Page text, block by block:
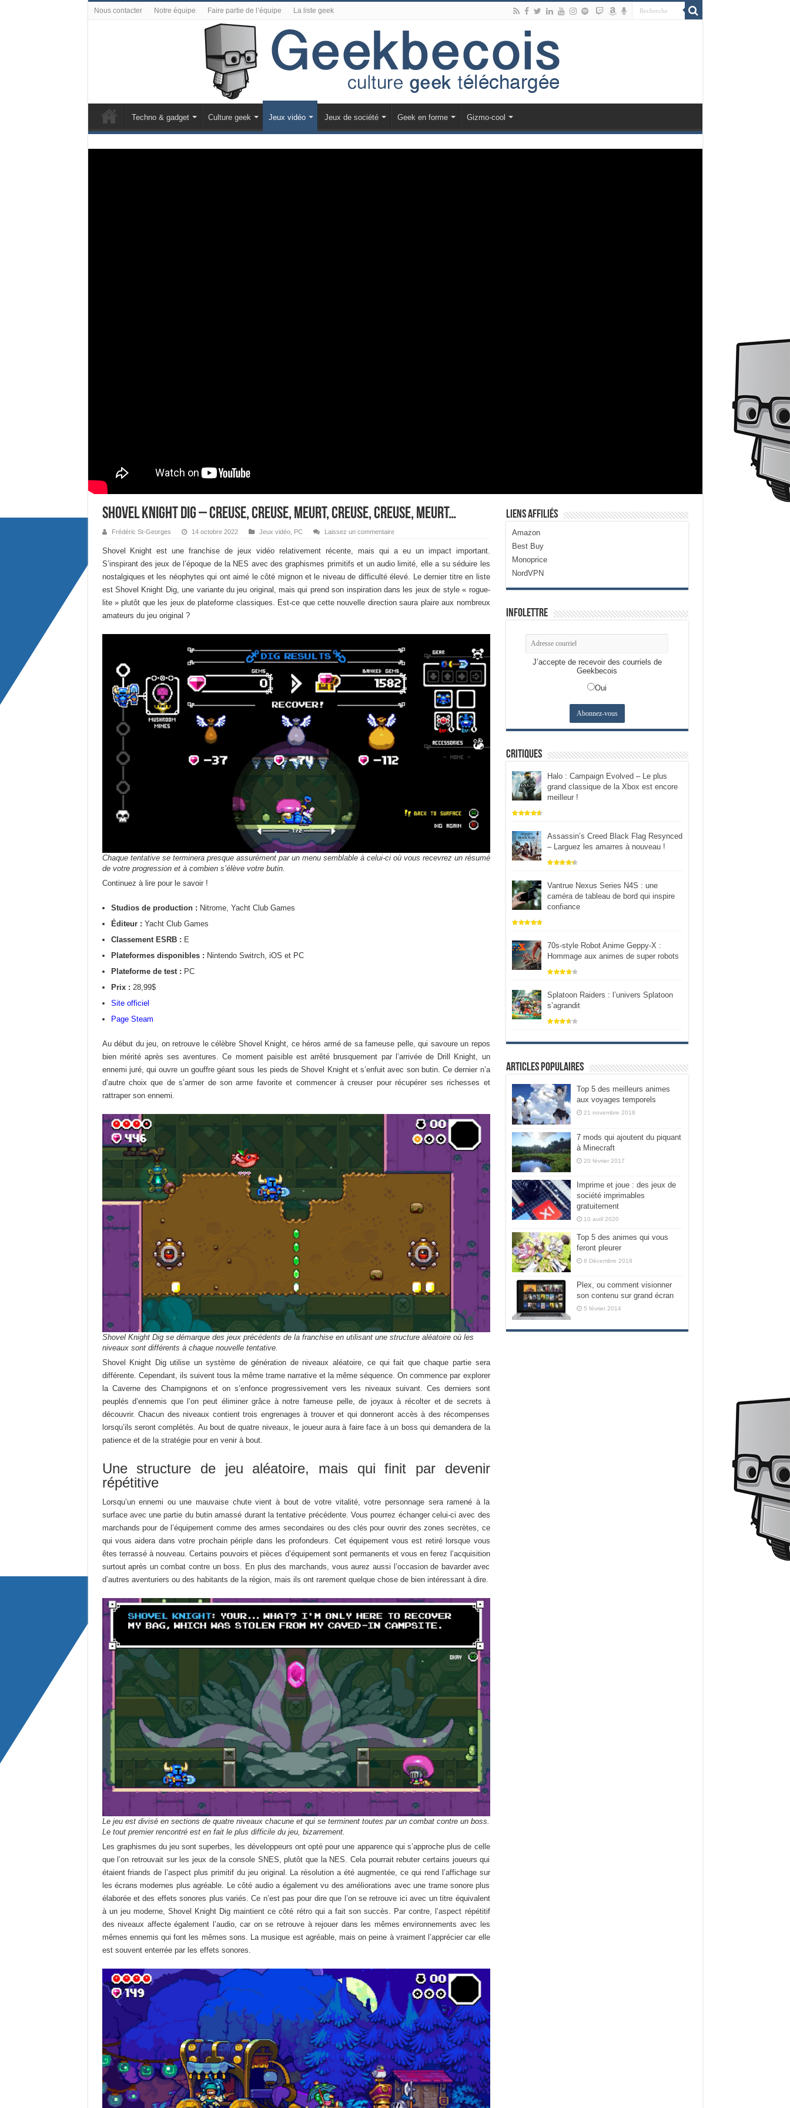
Nous contacter Notre équipe Faire partie de l’équipe La liste geek
Techno & gadget Culture geek Jeux vidéo Jeux de société Geek en forme Gizmo-cool
Shovel Knight Dig – Creuse, creuse, meurt, creuse, creuse, meurt…
Frédéric St-Georges 14 octobre 2022 Jeux vidéo, PC Laissez un commentaire
Shovel Knight est une franchise de jeux vidéo relativement récente, mais qui a eu un impact important.
S’inspirant des jeux de l’époque de la NES avec des graphismes primitifs et un audio limité, elle a su séduire les
nostalgiques et les néophytes qui ont aimé le côté mignon et le niveau de difficulté élevé. Le dernier titre en liste
est Shovel Knight Dig, une variante du jeu original, mais qui prend son inspiration dans les jeux de style « rogue-
lite » plutôt que les jeux de plateforme classiques. Est-ce que cette nouvelle direction saura plaire aux nombreux
amateurs du jeu original ?
Chaque tentative se terminera presque assurément par un menu semblable à celui-ci où vous recevrez un résumé
de votre progression et à combien s’élève votre butin.
Continuez à lire pour le savoir !
Studios de production : Nitrome, Yacht Club Games
Éditeur : Yacht Club Games
Classement ESRB : E
Plateformes disponibles : Nintendo Switrch, iOS et PC
Plateforme de test : PC
Prix : 28,99$
Site officiel
Page Steam
Au début du jeu, on retrouve le célèbre Shovel Knight, ce héros armé de sa fameuse pelle, qui savoure un repos
bien mérité après ses aventures. Ce moment paisible est arrêté brusquement par l’arrivée de Drill Knight, un
ennemi juré, qui ouvre un gouffre géant sous les pieds de Shovel Knight et s’enfuit avec son butin. Ce dernier n’a
d’autre choix que de s’armer de son arme favorite et commencer à creuser pour récupérer ses richesses et
rattraper son ennemi.
Shovel Knight Dig se démarque des jeux précédents de la franchise en utilisant une structure aléatoire où les
niveaux sont différents à chaque nouvelle tentative.
Shovel Knight Dig utilise un système de génération de niveaux aléatoire, ce qui fait que chaque partie sera
différente. Cependant, ils suivent tous la même trame narrative et la même séquence. On commence par explorer
la Caverne des Champignons et on s’enfonce progressivement vers les niveaux suivant. Ces derniers sont
peuplés d’ennemis que l’on peut éliminer grâce à notre fameuse pelle, de joyaux à récolter et de secrets à
découvrir. Chacun des niveaux contient trois engrenages à trouver et qui donneront accès à des récompenses
lorsqu’ils seront complétés. Au bout de quatre niveaux, le joueur aura à faire face à un boss qui demandera de la
patience et de la stratégie pour en venir à bout.
Une structure de jeu aléatoire, mais qui finit par devenir
répétitive
Lorsqu’un ennemi ou une mauvaise chute vient à bout de votre vitalité, votre personnage sera ramené à la
surface avec une partie du butin amassé durant la tentative précédente. Vous pourrez échanger celui-ci avec des
marchands pour de l’équipement comme des armes secondaires ou des clés pour ouvrir des zones secrètes, ce
qui vous aidera dans votre prochain périple dans les profondeurs. Cet équipement vous est retiré lorsque vous
êtes terrassé à nouveau. Certains pouvoirs et pièces d’équipement sont permanents et vous en ferez l’acquisition
surtout après un combat contre un boss. En plus des marchands, vous aurez aussi l’occasion de bavarder avec
d’autres aventuriers ou des habitants de la région, mais ils ont rarement quelque chose de bien intéressant à dire.
Le jeu est divisé en sections de quatre niveaux chacune et qui se terminent toutes par un combat contre un boss.
Le tout premier rencontré est en fait le plus difficile du jeu, bizarrement.
Les graphismes du jeu sont superbes, les développeurs ont opté pour une apparence qui s’approche plus de celle
que l’on retrouvait sur les jeux de la console SNES, plutôt que la NES. Cela pourrait rebuter certains joueurs qui
étaient friands de l’aspect plus primitif du jeu original. La résolution a été augmentée, ce qui rend l’affichage sur
les écrans modernes plus agréable. Le côté audio a également vu des améliorations avec une trame sonore plus
élaborée et des effets sonores plus variés. Ce n’est pas pour dire que l’on se retrouve ici avec un titre équivalent
à un jeu moderne, Shovel Knight Dig maintient ce côté rétro qui a fait son succès. Par contre, l’aspect répétitif
des niveaux affecte également l’audio, car on se retrouve à rejouer dans les mêmes environnements avec les
mêmes ennemis qui font les mêmes sons. La musique est agréable, mais on peine à vraiment l’apprécier car elle
est souvent enterrée par les effets sonores.
Liens Affiliés
Amazon
Best Buy
Monoprice
NordVPN
Infolettre
J’accepte de recevoir des courriels de
Geekbecois
Oui
Critiques
Halo : Campaign Evolved – Le plus
grand classique de la Xbox est encore
meilleur !
Assassin’s Creed Black Flag Resynced
– Larguez les amarres à nouveau !
Vantrue Nexus Series N4S : une
caméra de tableau de bord qui inspire
confiance
70s-style Robot Anime Geppy-X :
Hommage aux animes de super robots
Splatoon Raiders : l’univers Splatoon
s’agrandit
Articles populaires
Top 5 des meilleurs animes
aux voyages temporels
21 novembre 2018
7 mods qui ajoutent du piquant
à Minecraft
20 février 2017
Imprime et joue : des jeux de
société imprimables
gratuitement
10 avril 2020
Top 5 des animes qui vous
feront pleurer
8 Décembre 2018
Plex, ou comment visionner
son contenu sur grand écran
5 février 2014